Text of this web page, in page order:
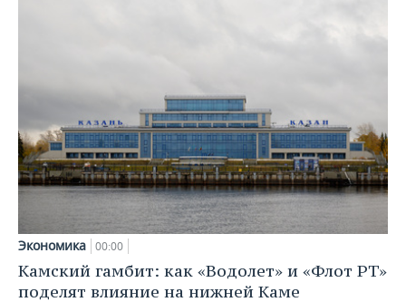
Экономика 00:00
Камский гамбит: как «Водолет» и «Флот РТ»
поделят влияние на нижней Каме